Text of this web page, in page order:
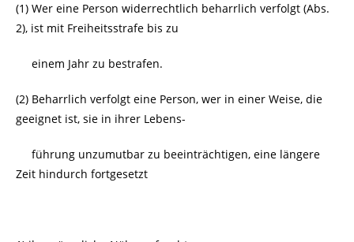
(1) Wer eine Person widerrechtlich beharrlich verfolgt (Abs.
2), ist mit Freiheitsstrafe bis zu
einem Jahr zu bestrafen.
(2) Beharrlich verfolgt eine Person, wer in einer Weise, die
geeignet ist, sie in ihrer Lebens-
führung unzumutbar zu beeinträchtigen, eine längere
Zeit hindurch fortgesetzt